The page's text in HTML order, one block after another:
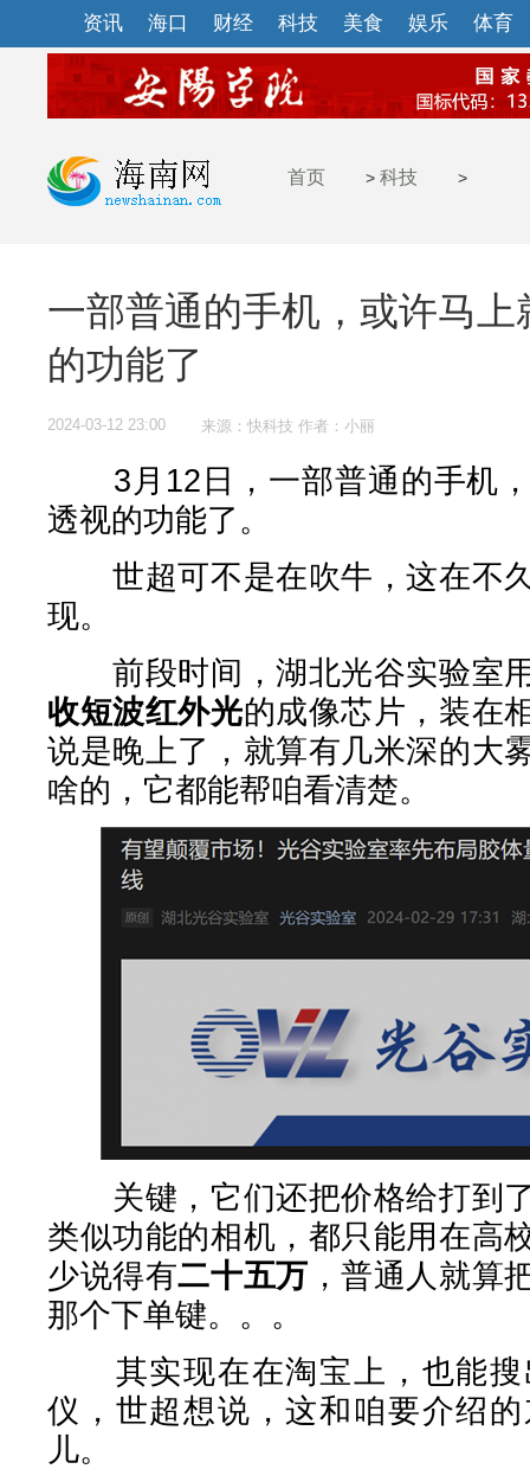
资讯 海口 财经 科技 美食 娱乐 体育
首页 > 科技 >
一部普通的手机，或许马
的功能了
2024-03-12 23:00 来源：快科技 作者：小丽
3月12日，一部普通的手机，
透视的功能了。
世超可不是在吹牛，这在不
现。
前段时间，湖北光谷实验室
收短波红外光的成像芯片，装在
说是晚上了，就算有几米深的大
啥的，它都能帮咱看清楚。
关键，它们还把价格给打到
类似功能的相机，都只能用在高
少说得有二十五万 ，普通人就算
那个下单键。。。
其实现在在淘宝上，也能搜
仪，世超想说，这和咱要介绍
儿。